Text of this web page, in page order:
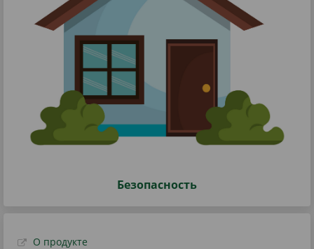
Безопасность
О продукте